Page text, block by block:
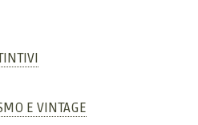
E VINTAGE